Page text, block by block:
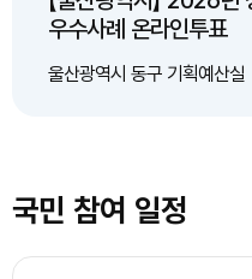
우수사례 온라인투표
울산광역시 동구 기획예산실
국민 참여 일정